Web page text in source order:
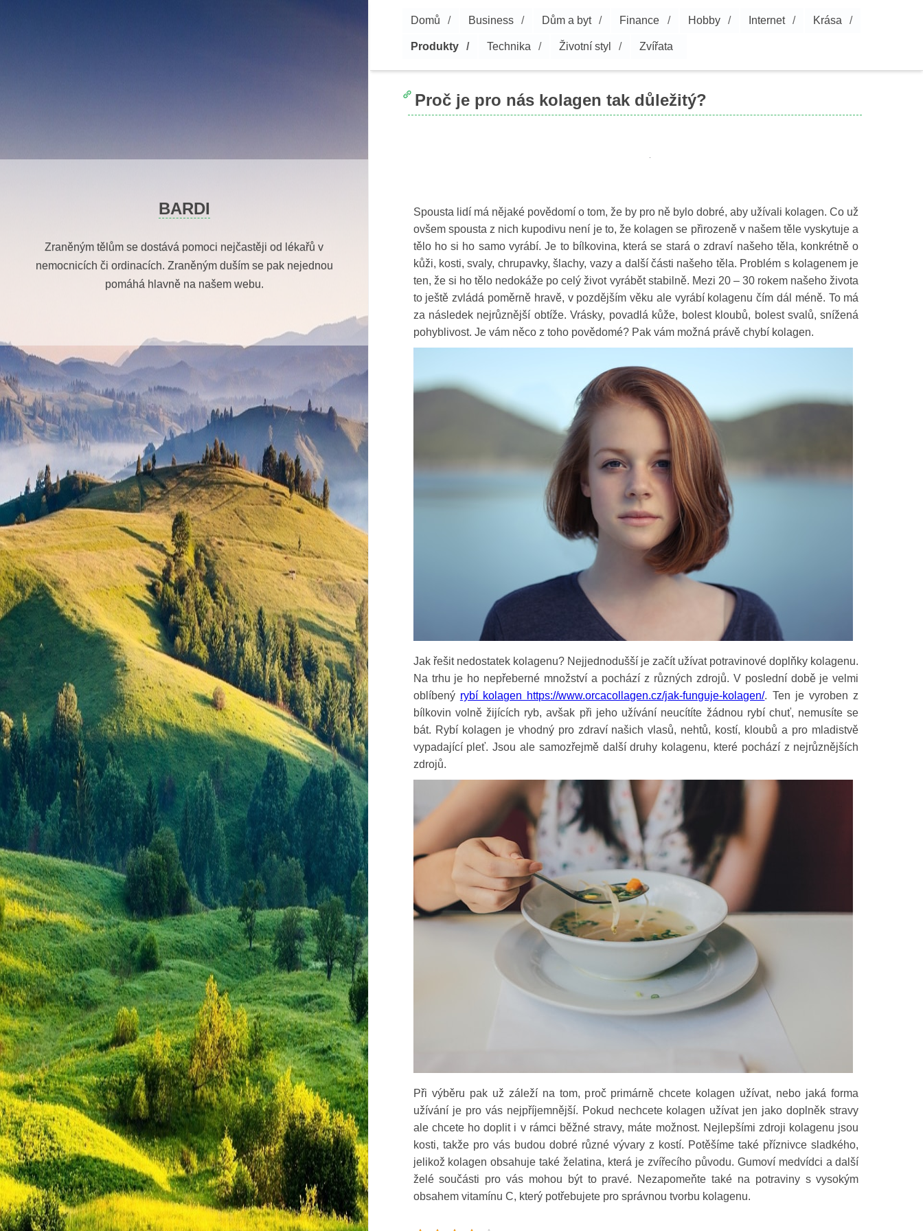
BARDI
Zraněným tělům se dostává pomoci nejčastěji od lékařů v
nemocnicích či ordinacích. Zraněným duším se pak nejednou
pomáhá hlavně na našem webu.
Domů Business Dům a byt Finance Hobby Internet Krása
Produkty Technika Životní styl Zvířata
Proč je pro nás kolagen tak důležitý?
Spousta lidí má nějaké povědomí o tom, že by pro ně bylo dobré, aby užívali kolagen. Co už
ovšem spousta z nich kupodivu není je to, že kolagen se přirozeně v našem těle vyskytuje a
tělo ho si ho samo vyrábí. Je to bílkovina, která se stará o zdraví našeho těla, konkrétně o
kůži, kosti, svaly, chrupavky, šlachy, vazy a další části našeho těla. Problém s kolagenem je
ten, že si ho tělo nedokáže po celý život vyrábět stabilně. Mezi 20 – 30 rokem našeho života
to ještě zvládá poměrně hravě, v pozdějším věku ale vyrábí kolagenu čím dál méně. To má
za následek nejrůznější obtíže. Vrásky, povadlá kůže, bolest kloubů, bolest svalů, snížená
pohyblivost. Je vám něco z toho povědomé? Pak vám možná právě chybí kolagen.
Jak řešit nedostatek kolagenu? Nejjednodušší je začít užívat potravinové doplňky kolagenu.
Na trhu je ho nepřeberné množství a pochází z různých zdrojů. V poslední době je velmi
oblíbený rybí kolagen https://www.orcacollagen.cz/jak-funguje-kolagen/. Ten je vyroben z
bílkovin volně žijících ryb, avšak při jeho užívání neucítíte žádnou rybí chuť, nemusíte se
bát. Rybí kolagen je vhodný pro zdraví našich vlasů, nehtů, kostí, kloubů a pro mladistvě
vypadající pleť.Jsou ale samozřejmě další druhy kolagenu, které pochází z nejrůznějších
zdrojů.
Při výběru pak už záleží na tom, proč primárně chcete kolagen užívat, nebo jaká forma
užívání je pro vás nejpříjemnější. Pokud nechcete kolagen užívat jen jako doplněk stravy
ale chcete ho doplit i v rámci běžné stravy, máte možnost. Nejlepšími zdroji kolagenu jsou
kosti, takže pro vás budou dobré různé vývary z kostí. Potěšíme také příznivce sladkého,
jelikož kolagen obsahuje také želatina, která je zvířecího původu. Gumoví medvídci a další
želé součásti pro vás mohou být to pravé.
Nezapomeňte také na potraviny s vysokým
obsahem vitamínu C, který potřebujete pro správnou tvorbu kolagenu.